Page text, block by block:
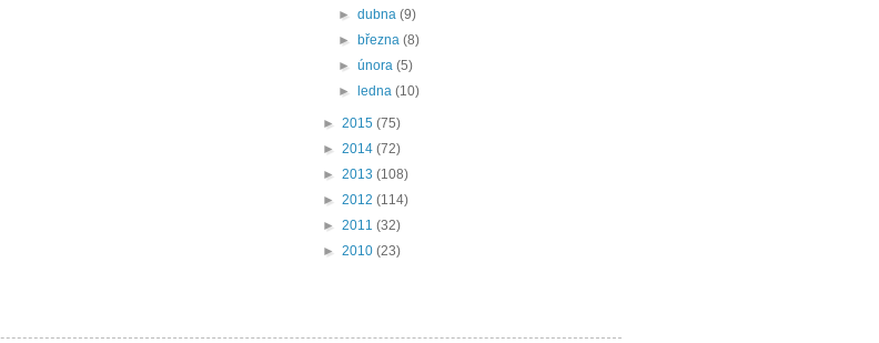
►dubna(9)
► března(8)
►února(5)
►
ledna(10)
► 2015 (75)
► 2014 (72)
► 2013 (108)
► 2012 (114)
► 2011 (32)
► 2010 (23)